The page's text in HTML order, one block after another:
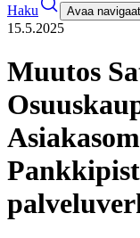
Haku
Avaa
15.5.2025
Muutos